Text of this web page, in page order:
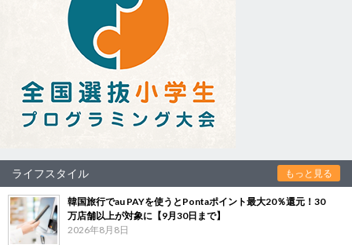
ライフスタイル もっと見る
韓国旅行でau PAYを使うとPontaポイント最大20％還元！30
万店舗以上が対象に【9月30日まで】
2026年8月8日